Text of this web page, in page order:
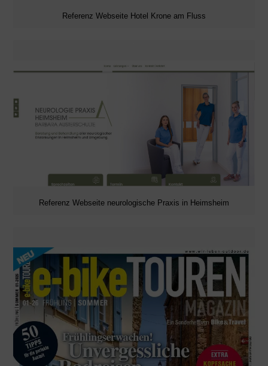
Referenz Webseite Hotel Krone am Fluss
Referenz Webseite neurologische Praxis in Heimsheim